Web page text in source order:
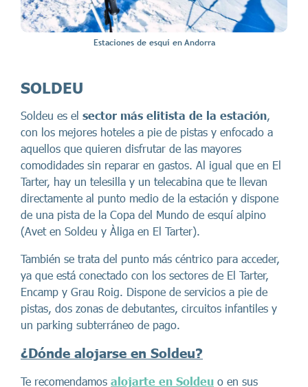
Estaciones de esquí en Andorra
SOLDEU
Soldeu es el sector más elitista de la estación,
con los mejores hoteles a pie de pistas y enfocado a
aquellos que quieren disfrutar de las mayores
comodidades sin reparar en gastos. Al igual que en El
Tarter, hay un telesilla y un telecabina que te llevan
directamente al punto medio de la estación y dispone
de una pista de la Copa del Mundo de esquí alpino
(Avet en Soldeu y Àliga en El Tarter).
También se trata del punto más céntrico para acceder,
ya que está conectado con los sectores de El Tarter,
Encamp y Grau Roig. Dispone de servicios a pie de
pistas, dos zonas de debutantes, circuitos infantiles y
un parking subterráneo de pago.
¿Dónde alojarse en Soldeu?
Te recomendamos alojarte en Soldeu o en sus